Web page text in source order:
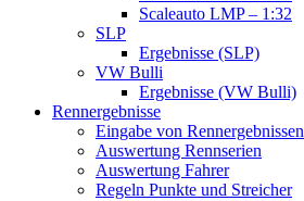
Scaleauto LMP – 1:32
SLP
Ergebnisse (SLP)
VW Bulli
Ergebnisse (VW Bulli)
Rennergebnisse
Eingabe von Rennergebnissen
Auswertung Rennserien
Auswertung Fahrer
Regeln Punkte und Streicher